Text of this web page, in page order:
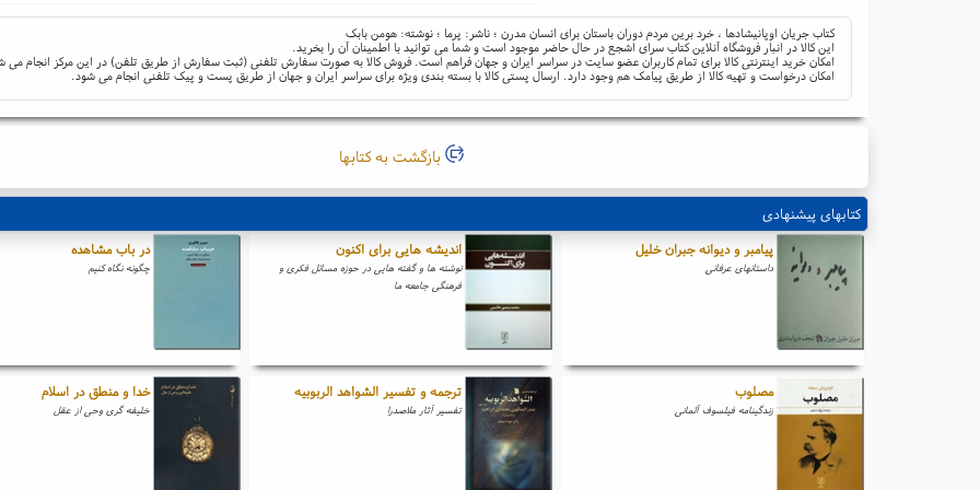
کتاب جریان اوپانیشادها ، خرد برین مردم دوران باستان برای انسان مدرن ؛ ناشر: پرما ؛ نوشته: هومن بابک
این کالا در انبار فروشگاه آنلاین کتاب سرای اشجع در حال حاضر موجود است و شما می توانید با اطمینان آن را بخرید.
امکان خرید اینترنتی کالا برای تمام کاربران عضو سایت در سراسر ایران و جهان فراهم است. فروش کالا به صورت سفارش تلفنی (ثبت سفارش از طریق تلفن) در این مرکز انجام می
امکان درخواست و تهیه کالا از طریق پیامک هم وجود دارد. ارسال پستی کالا با بسته بندی ویژه برای سراسر ایران و جهان از طریق پست و پیک تلفنی انجام می شود.
بازگشت به کتابها
کتابهای پیشنهادی
پیامبر و دیوانه جبران خلیل
داستانهای عرفانی
اندیشه هایی برای اکنون
نوشته ها و گفته هایی در حوزه مسائل فکری و
فرهنگی جامعه ما
در باب مشاهده
چگونه نگاه کنیم
مصلوب
زندگینامه فیلسوف آلمانی
ترجمه و تفسیر الشواهد الربوبیه
تفسیر آثار ملاصدرا
خدا و منطق در اسلام
خلیفه گری وحی از عقل